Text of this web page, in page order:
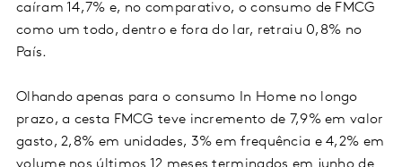
caíram 14,7% e, no comparativo, o consumo de FMCG
como um todo, dentro e fora do lar, retraiu 0,8% no
País.
Olhando apenas para o consumo In Home no longo
prazo, a cesta FMCG teve incremento de 7,9% em valor
gasto, 2,8% em unidades, 3% em frequência e 4,2% em